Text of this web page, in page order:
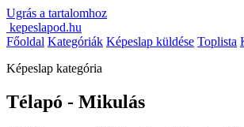
Ugrás a tartalomhoz
kepeslapod.hu
Főoldal Kategóriák Képeslap küldése Toplista
Képeslap kategória
Télapó - Mikulás